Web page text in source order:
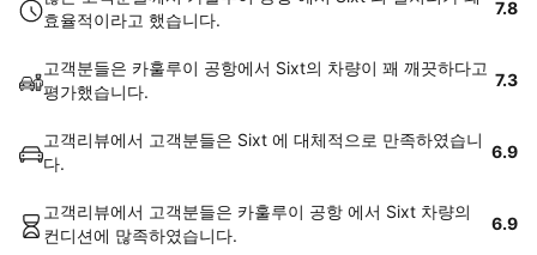
효율적이라고 했습니다.
7.8
고객분들은 카훌루이 공항에서 Sixt의 차량이 꽤 깨끗하다고
평가했습니다.
7.3
고객리뷰에서 고객분들은 Sixt 에 대체적으로 만족하였습니
다.
6.9
고객리뷰에서 고객분들은 카훌루이 공항 에서 Sixt 차량의
컨디션에 많족하였습니다.
6.9